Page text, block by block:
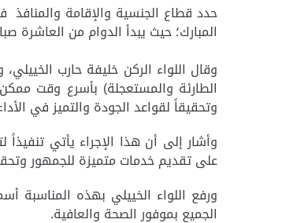
حدد قطاع الجنسية والإقامة والمنافذ
المبارك؛ حيث يبدأ الدوام من
وقال اللواء الركن خليفة حارب
الطارئة والمستعجلة) بأسرع وقت
وتحقيقاً لقواعد الجودة والتميز في
وأشار إلى أن هذا الإجراء يأتي
على تقديم خدمات متميزة للجمهور
ورفع اللواء الخييلي بهذه المناسبة
الجميع بموفور الصحة والعافية.